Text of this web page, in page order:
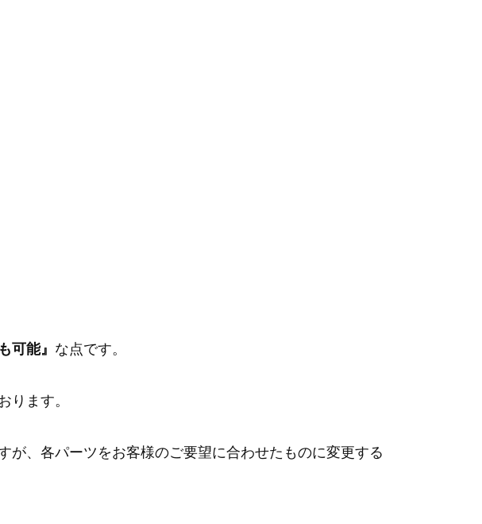
可能』 な点です。
ります。
、各パーツをお客様のご要望に合わせたものに変更する